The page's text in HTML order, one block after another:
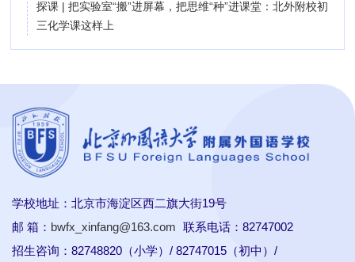
探课 | 把实验室“搬”进屏幕，把思维“种”进课堂：北外附校初
三化学课这样上
学校地址：北京市海淀区西二旗大街19号
邮 箱： bwfx_xinfang@163.com 联系电话：82747002
招生咨询：82748820（小学）/ 82747015（初中）/